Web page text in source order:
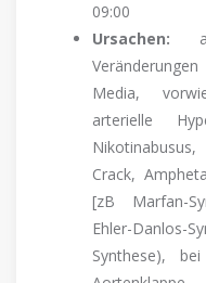
09:00
Ursachen:
Media,
arterielle
Crack,
[zB Marfan-
Ehler-Danlos-
Synthese),